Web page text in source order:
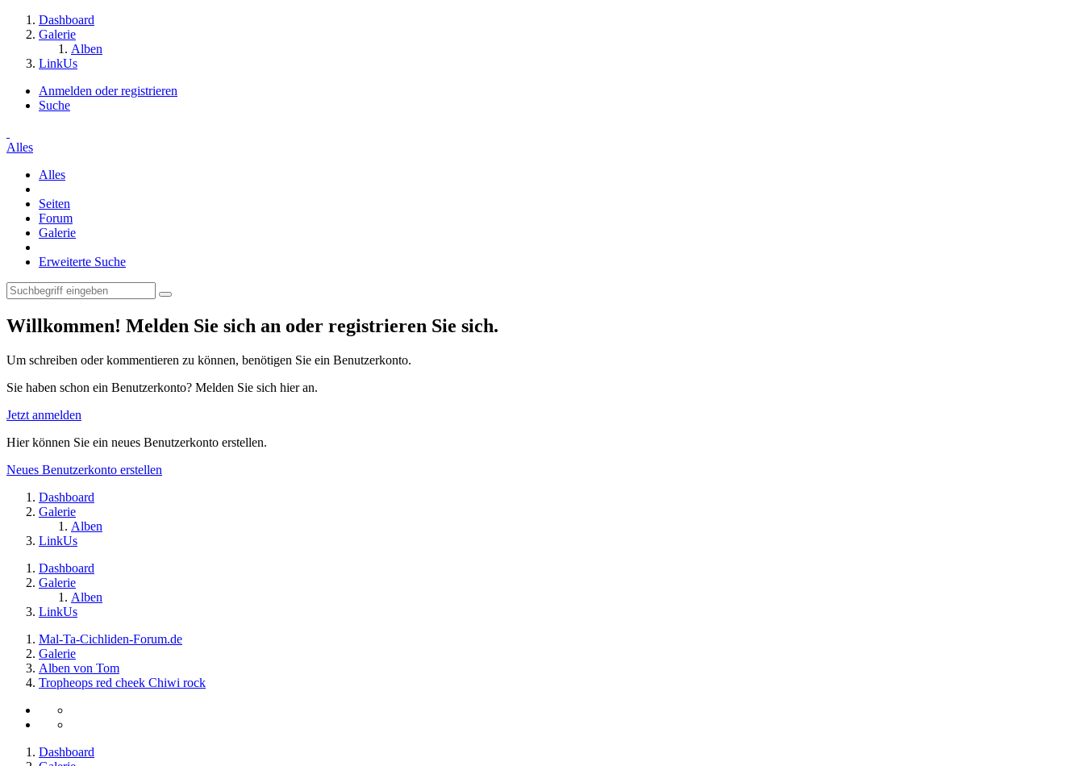
Dashboard
Galerie
Alben
LinkUs
Anmelden oder registrieren
Suche
Alles
Alles
Seiten
Forum
Galerie
Erweiterte Suche
Willkommen! Melden Sie sich an oder registrieren Sie sich.
Um schreiben oder kommentieren zu können, benötigen Sie ein Benutzerkonto.
Sie haben schon ein Benutzerkonto? Melden Sie sich hier an.
Jetzt anmelden
Hier können Sie ein neues Benutzerkonto erstellen.
Neues Benutzerkonto erstellen
Dashboard
Galerie
Alben
LinkUs
Dashboard
Galerie
Alben
LinkUs
Mal-Ta-Cichliden-Forum.de
Galerie
Alben von Tom
Tropheops red cheek Chiwi rock
Dashboard